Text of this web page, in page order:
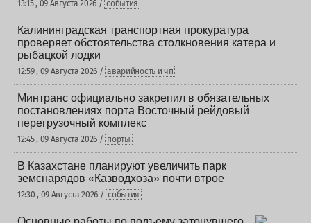
13:15 , 09 Августа 2026 / события
Калининградская транспортная прокуратура
проверяет обстоятельства столкновения катера и
рыбацкой лодки
12:59 , 09 Августа 2026 / аварийность и чп
Минтранс официально закрепил в обязательных
постановлениях порта Восточный рейдовый
перегрузочный комплекс
12:45 , 09 Августа 2026 / порты
В Казахстане планируют увеличить парк
земснарядов «Казводхоза» почти втрое
12:30 , 09 Августа 2026 / события